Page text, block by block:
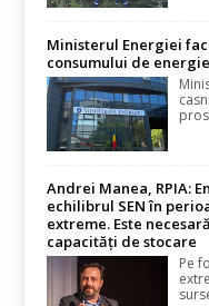
Ministerul Energiei
consumului de
Andrei Manea, RPIA:
echilibrul SEN în
extreme. Este
capacități de stocare
Pe